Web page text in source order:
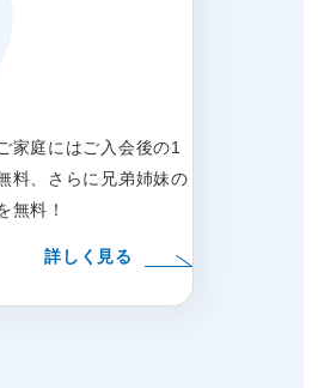
家庭にはご入会後の1
料、さらに兄弟姉妹の
無料！
詳しく見る